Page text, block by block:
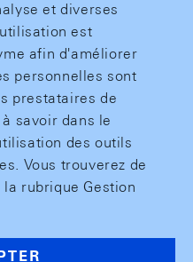
et diverses
est
afin d'améliorer
personnelles sont
prestataires de
savoir dans le
des outils
Vous trouverez de
rubrique Gestion